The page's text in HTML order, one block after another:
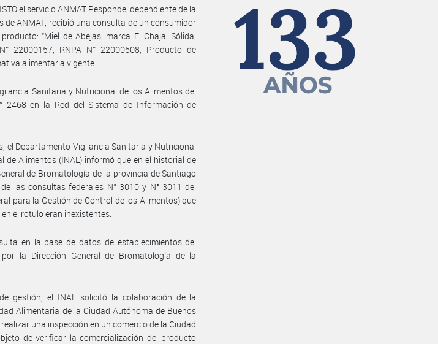
el servicio ANMAT Responde, dependiente de la
de ANMAT, recibió una consulta de un consumidor
“Miel de Abejas, marca El Chaja, Sólida,
22000157, RNPA N° 22000508, Producto de
alimentaria vigente.
Sanitaria y Nutricional de los Alimentos del
2468 en la Red del Sistema de Información de
el Departamento Vigilancia Sanitaria y Nutricional
Alimentos (INAL) informó que en el historial de
de Bromatología de la provincia de Santiago
las consultas federales N° 3010 y N° 3011 del
para la Gestión de Control de los Alimentos) que
el rotulo eran inexistentes.
en la base de datos de establecimientos del
la Dirección General de Bromatología de la
gestión, el INAL solicitó la colaboración de la
Alimentaria de la Ciudad Autónoma de Buenos
una inspección en un comercio de la Ciudad
de verificar la comercialización del producto